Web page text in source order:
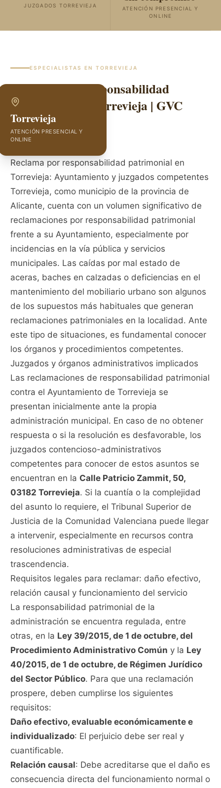
JUZGADOS TORREVIEJA
ATENCIÓN PRESENCIAL Y
ONLINE
ESPECIALISTAS ENTORREVIEJA
Abogados de Responsabilidad
Patrimonial en Torrevieja | GVC
Abogados
Torrevieja
ATENCIÓN PRESENCIAL Y
ONLINE
Reclama por responsabilidad patrimonial en
Torrevieja: Ayuntamiento y juzgados competentes
Torrevieja, como municipio de la provincia de
Alicante, cuenta con un volumen significativo de
reclamaciones por responsabilidad patrimonial
frente a su Ayuntamiento, especialmente por
incidencias en la vía pública y servicios
municipales. Las caídas por mal estado de
aceras, baches en calzadas o deficiencias en el
mantenimiento del mobiliario urbano son algunos
de los supuestos más habituales que generan
reclamaciones patrimoniales en la localidad. Ante
este tipo de situaciones, es fundamental conocer
los órganos y procedimientos competentes.
Juzgados y órganos administrativos implicados
Las reclamaciones de responsabilidad patrimonial
contra el Ayuntamiento de Torrevieja se
presentan inicialmente ante la propia
administración municipal. En caso de no obtener
respuesta o si la resolución es desfavorable, los
juzgados contencioso-administrativos
competentes para conocer de estos asuntos se
encuentran en la Calle Patricio Zammit, 50,
03182 Torrevieja. Si la cuantía o la complejidad
del asunto lo requiere, el Tribunal Superior de
Justicia de la Comunidad Valenciana puede llegar
a intervenir, especialmente en recursos contra
resoluciones administrativas de especial
trascendencia.
Requisitos legales para reclamar: daño efectivo,
relación causal y funcionamiento del servicio
La responsabilidad patrimonial de la
administración se encuentra regulada, entre
otras, en la Ley 39/2015, de 1 de octubre, del
Procedimiento Administrativo Común y la Ley
40/2015, de 1 de octubre, de Régimen Jurídico
del Sector Público. Para que una reclamación
prospere, deben cumplirse los siguientes
requisitos:
Daño efectivo, evaluable económicamente e
individualizado: El perjuicio debe ser real y
cuantificable.
Relación causal: Debe acreditarse que el daño es
consecuencia directa del funcionamiento normal o